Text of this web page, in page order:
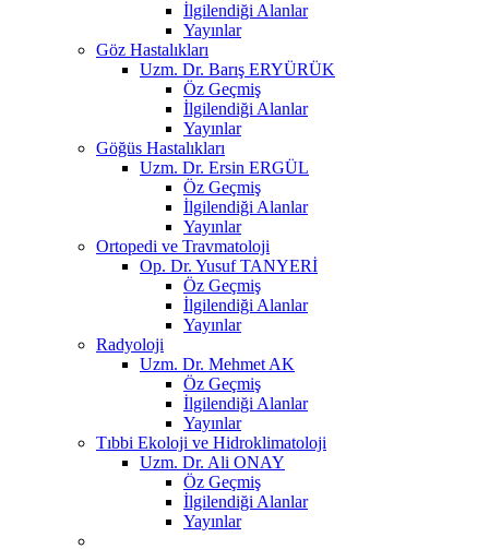
İlgilendiği Alanlar
Yayınlar
Göz Hastalıkları
Uzm. Dr. Barış ERYÜRÜK
Öz Geçmiş
İlgilendiği Alanlar
Yayınlar
Göğüs Hastalıkları
Uzm. Dr. Ersin ERGÜL
Öz Geçmiş
İlgilendiği Alanlar
Yayınlar
Ortopedi ve Travmatoloji
Op. Dr. Yusuf TANYERİ
Öz Geçmiş
İlgilendiği Alanlar
Yayınlar
Radyoloji
Uzm. Dr. Mehmet AK
Öz Geçmiş
İlgilendiği Alanlar
Yayınlar
Tıbbi Ekoloji ve Hidroklimatoloji
Uzm. Dr. Ali ONAY
Öz Geçmiş
İlgilendiği Alanlar
Yayınlar